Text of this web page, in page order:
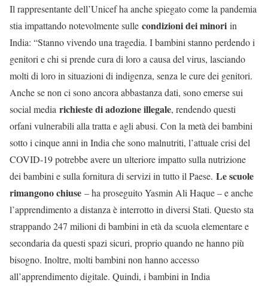
Il rappresentante dell’Unicef ha anche spiegato come la pandemia
stia impattando notevolmente sulle condizioni dei minori in
India: “Stanno vivendo una tragedia. I bambini stanno perdendo i
genitori e chi si prende cura di loro a causa del virus, lasciando
molti di loro in situazioni di indigenza, senza le cure dei genitori.
Anche se non ci sono ancora abbastanza dati, sono emerse sui
social media richieste di adozione illegale, rendendo questi
orfani vulnerabili alla tratta e agli abusi. Con la metà dei bambini
sotto i cinque anni in India che sono malnutriti, l’attuale crisi del
COVID-19 potrebbe avere un ulteriore impatto sulla nutrizione
dei bambini e sulla fornitura di servizi in tutto il Paese. Le scuole
rimangono chiuse – ha proseguito Yasmin Ali Haque – e anche
l’apprendimento a distanza è interrotto in diversi Stati. Questo sta
strappando 247 milioni di bambini in età da scuola elementare e
secondaria da questi spazi sicuri, proprio quando ne hanno più
bisogno. Inoltre, molti bambini non hanno accesso
all’apprendimento digitale. Quindi, i bambini in India